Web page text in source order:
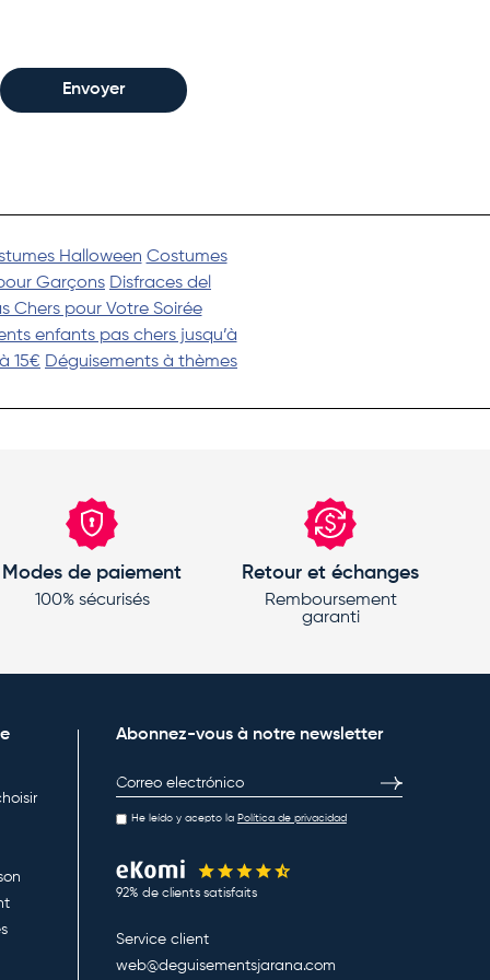
Envoyer
Halloween Costumes
Garçons Disfraces del
Chers pour Votre Soirée
enfants pas chers jusqu’à
15€ Déguisements à thèmes
Modes de paiement
100% sécurisés
Retour et échanges
Remboursement
garanti
Abonnez-vous à notre newsletter
E-mail S’inscrire
He leído y acepto la Política de privacidad
92% de clients satisfaits
Service client
web@deguisementsjarana.com